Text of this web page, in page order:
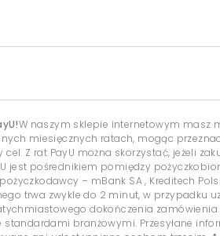
W naszym sklepie internetowym masz
miesięcznych ratach, mogąc
Z rat PayU można skorzystać, jeżeli
jest pośrednikiem pomiędzy
– mBank SA , Kreditech
trwa zwykle do 2 minut, w przypadku
dokończenia zamówienia.
branżowymi. Przesyłane